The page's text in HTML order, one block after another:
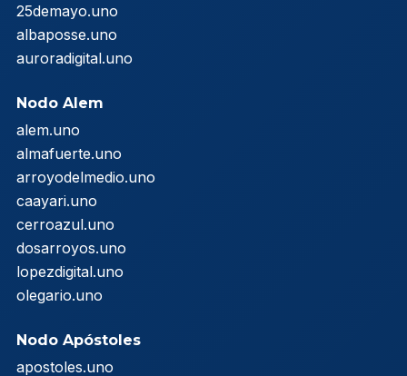
25demayo.uno
albaposse.uno
auroradigital.uno
Nodo Alem
alem.uno
almafuerte.uno
arroyodelmedio.uno
caayari.uno
cerroazul.uno
dosarroyos.uno
lopezdigital.uno
olegario.uno
Nodo Apóstoles
apostoles.uno